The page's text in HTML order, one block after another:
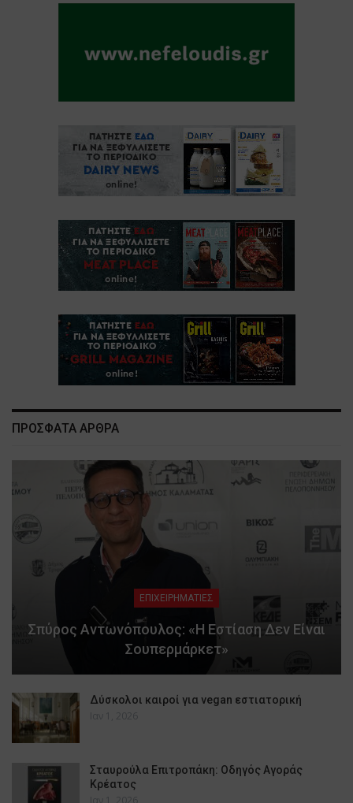
ΠΡΟΣΦΑΤΑ ΑΡΘΡΑ
ΕΠΙΧΕΙΡΗΜΑΤΙΕΣ
Σπύρος Αντωνόπουλος: «Η Εστίαση Δεν Είναι
Σουπερμάρκετ»
Δύσκολοι καιροί για vegan εστιατορική
Ιαν 1, 2026
Σταυρούλα Επιτροπάκη: Οδηγός Αγοράς
Κρέατος
Ιαν 1, 2026